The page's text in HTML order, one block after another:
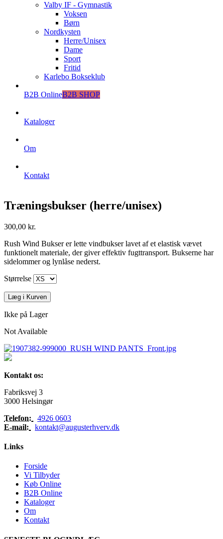
Valby IF - Gymnastik
Voksen
Børn
Nordkysten
Herre/Unisex
Dame
Sport
Fritid
Karlebo Bokseklub
B2B OnlineB2B SHOP
Kataloger
Om
Kontakt
Træningsbukser (herre/unisex)
300,00 kr.
Rush Wind Bukser er lette vindbukser lavet af et elastisk vævet
funktionelt materiale, der giver effektiv fugttransport. Bukserne har
sidelommer og lynlåse nederst.
Størrelse
Læg i Kurven
Ikke på Lager
Not Available
Kontakt os:
Fabriksvej 3
3000 Helsingør
Telefon:
4926 0603
E-mail:
kontakt@augusterhverv.dk
Links
Forside
Vi Tilbyder
Køb Online
B2B Online
Kataloger
Om
Kontakt